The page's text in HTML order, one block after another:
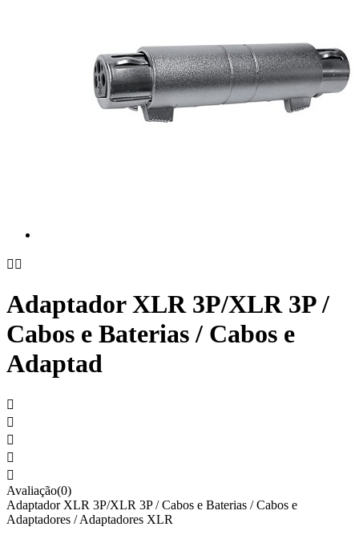
 
Adaptador XLR 3P/XLR 3P /
Cabos e Baterias / Cabos e
Adaptad





Avaliação(0)
Adaptador XLR 3P/XLR 3P / Cabos e Baterias / Cabos e
Adaptadores / Adaptadores XLR